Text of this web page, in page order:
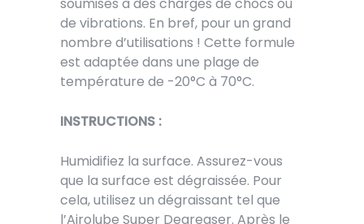
de vibrations. En bref, pour un grand
nombre d’utilisations ! Cette formule
est adaptée dans une plage de
température de -20°C à 70°C.
INSTRUCTIONS :
Humidifiez la surface. Assurez-vous
que la surface est dégraissée. Pour
cela, utilisez un dégraissant tel que
l’Airolube Super Degreaser. Après le